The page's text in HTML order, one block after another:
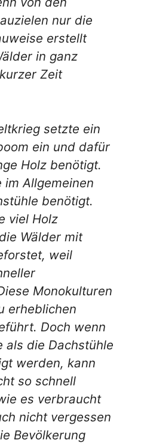
nur die
erstellt
in ganz
Zeit
setzte ein
ein und dafür
Holz benötigt.
im Allgemeinen
benötigt.
viel Holz
Wälder mit
weil
Monokulturen
erheblichen
Doch wenn
als die Dachstühle
werden, kann
so schnell
es verbraucht
nicht vergessen
Bevölkerung